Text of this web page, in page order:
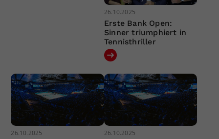
26.10.2025
Erste Bank Open:
Sinner triumphiert in
Tennisthriller
26.10.2025 26.10.2025